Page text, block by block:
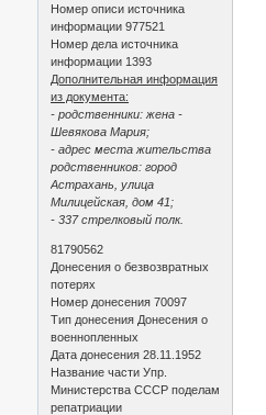
Номер описи источника
информации 977521
Номер дела источника
информации 1393
Дополнительная информация
из документа:
- родственники: жена -
Шевякова Мария;
- адрес места жительства
родственников: город
Астрахань, улица
Милицейская, дом 41;
- 337 стрелковый полк.
81790562
Донесения о безвозвратных
потерях
Номер донесения 70097
Тип донесения Донесения о
военнопленных
Дата донесения 28.11.1952
Название части Упр.
Министерства СССР поделам
репатриации